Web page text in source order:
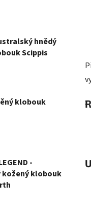
hnědý
Scippis
klobouk
-
klobouk